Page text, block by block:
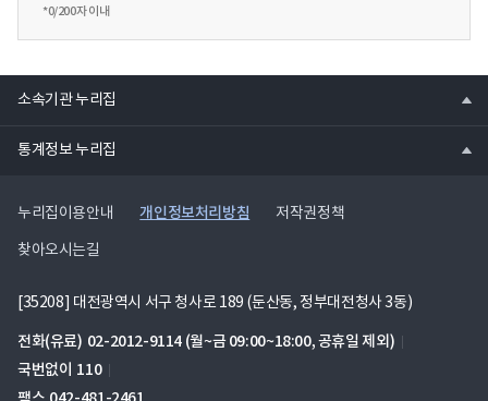
*0/200자 이내
누리집이용안내 개인정보처리방침 저작권정책
찾아오시는길
[35208] 대전광역시 서구 청사로 189 (둔산동, 정부대전청사 3동)
전화(유료) 02-2012-9114 (월~금 09:00~18:00, 공휴일 제외)
국번없이 110
소속기관 누리집
통계정보 누리집